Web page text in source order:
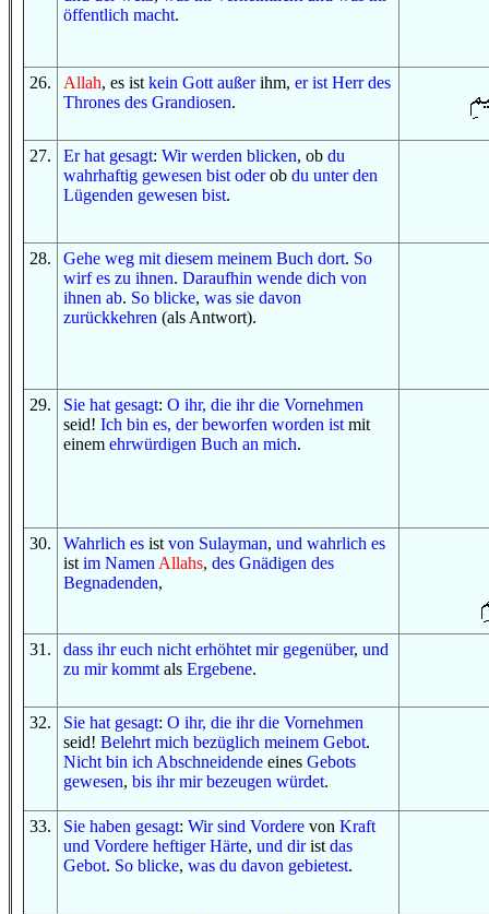
öffentlich macht.
26. Allah, es ist kein Gott außerihm, er ist Herr des
Thrones des Grandiosen.
27. Er hat gesagt: Wir werden blicken, ob du
wahrhaftig gewesen bist oderob du unterden
Lügenden gewesen bist.
28. Gehe weg mit diesem meinem Buch dort. So
wirf es zu ihnen. Daraufhin wende dich von
ihnen ab. So blicke, was sie davon
zurückkehren (als Antwort).
29. Sie hat gesagt: O ihr, die ihr die Vornehmen
seid! Ich bin es, der beworfen worden ist mit
einem ehrwürdigen Buch an mich.
30. Wahrlich es ist von Sulayman, und wahrlich es
ist im Namen Allahs, des Gnädigen des
Begnadenden,
31 . dass ihr euch nicht erhöhtet mir gegenüber, und
zu mir kommt als Ergebene.
32. Sie hat gesagt: O ihr, die ihr die Vornehmen
seid! Belehrt mich bezüglich meinem Gebot.
Nicht bin ich Abschneidende eines Gebots
gewesen, bis ihr mir bezeugen würdet.
33. Sie haben gesagt: Wir sind Vordere von Kraft
und Vordere heftiger Härte, und dirist das
Gebot. So blicke, was du davon gebietest.